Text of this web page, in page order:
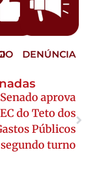
DENÚNCIA
Senado aprova
do Teto dos
Públicos
turno